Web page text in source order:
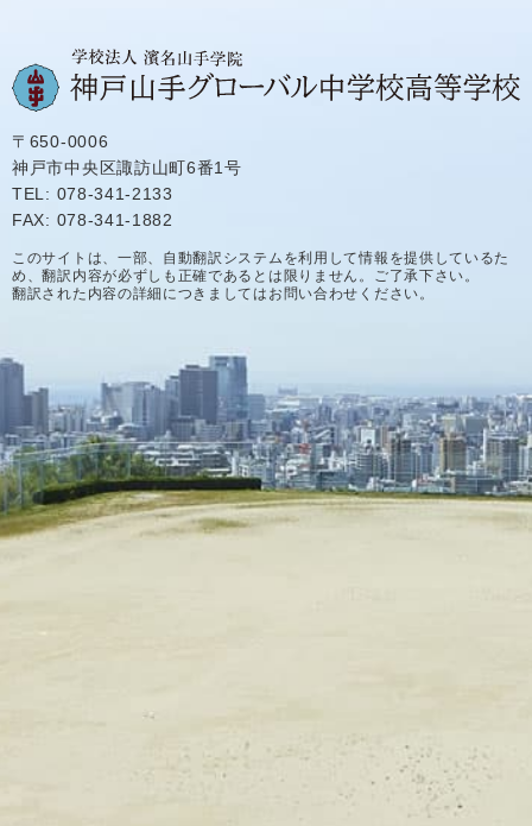
〒650-0006
神戸市中央区諏訪山町6番1号
TEL: 078-341-2133
FAX: 078-341-1882
このサイトは、一部、自動翻訳システムを利用して情報を提供しているた
め、翻訳内容が必ずしも正確であるとは限りません。ご了承下さい。
翻訳された内容の詳細につきましてはお問い合わせください。